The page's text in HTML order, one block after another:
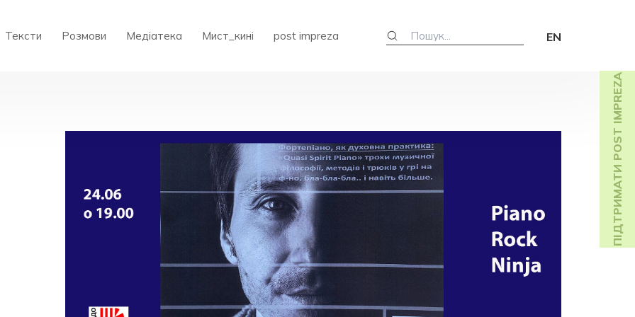
Тексти Розмови Медіатека Мист_кині post impreza EN
ПІДТРИМАТИ POST IMPREZA